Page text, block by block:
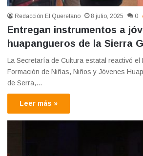
Redacción El Queretano 8 julio, 2025 0
Entregan instrumentos a
huapangueros de la Sierra
La Secretaría de Cultura estatal reactivó el
Formación de Niñas, Niños y Jóvenes
de Serra,…
Leer más »